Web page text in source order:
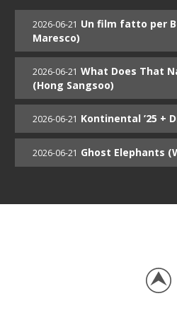
2026-06-21 Un film fatto per
Maresco)
2026-06-21 What Does That
(Hong Sangsoo)
2026-06-21 Kontinental ’25 +
2026-06-21 Ghost Elephants